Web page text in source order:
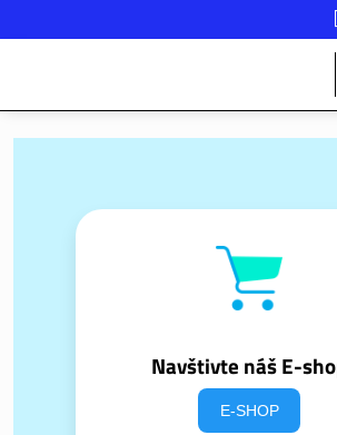
Navštivte náš E-
E-SHOP